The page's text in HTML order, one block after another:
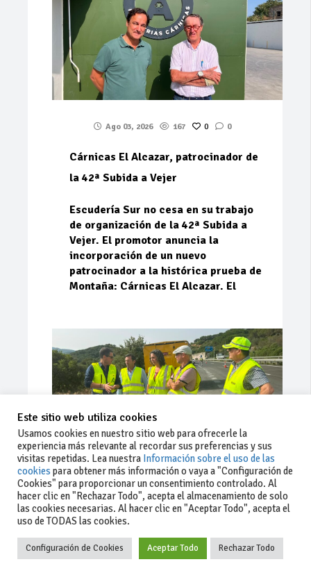
Ago 03, 2026 167 0 0
Cárnicas El Alcazar, patrocinador de
la 42ª Subida a Vejer
Escudería Sur no cesa en su trabajo
de organización de la 42ª Subida a
Vejer. El promotor anuncia la
incorporación de un nuevo
patrocinador a la histórica prueba de
Montaña: Cárnicas El Alcazar. El
Ago 03, 2026 83 0 0
La Junta implementa mejoras en la
A381 por Los Barrios
Este sitio web utiliza cookies
Usamos cookies en nuestro sitio web para ofrecerle la
experiencia más relevante al recordar sus preferencias y sus
visitas repetidas. Lea nuestra Información sobre el uso de las
cookies para obtener más información o vaya a "Configuración de
Cookies" para proporcionar un consentimiento controlado. Al
hacer clic en "Rechazar Todo", acepta el almacenamiento de solo
las cookies necesarias. Al hacer clic en "Aceptar Todo", acepta el
uso de TODAS las cookies.
Configuración de Cookies Aceptar Todo Rechazar Todo